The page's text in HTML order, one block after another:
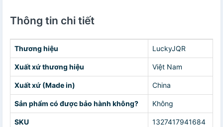
Thông tin chi tiết
Thương hiệu LuckyJQR
Xuất xứ thương hiệu Việt Nam
Xuất xứ (Made in) China
Sản phẩm có được bảo hành không? Không
SKU 1327417941684